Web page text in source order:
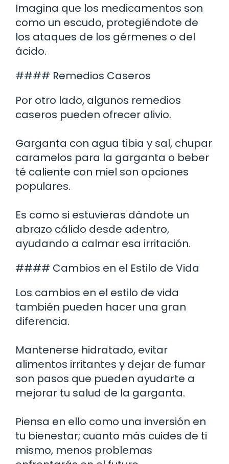
Imagina que los medicamentos son
como un escudo, protegiéndote de
los ataques de los gérmenes o del
ácido.
#### Remedios Caseros
Por otro lado, algunos remedios
caseros pueden ofrecer alivio.
Garganta con agua tibia y sal, chupar
caramelos para la garganta o beber
té caliente con miel son opciones
populares.
Es como si estuvieras dándote un
abrazo cálido desde adentro,
ayudando a calmar esa irritación.
#### Cambios en el Estilo de Vida
Los cambios en el estilo de vida
también pueden hacer una gran
diferencia.
Mantenerse hidratado, evitar
alimentos irritantes y dejar de fumar
son pasos que pueden ayudarte a
mejorar tu salud de la garganta.
Piensa en ello como una inversión en
tu bienestar; cuanto más cuides de ti
mismo, menos problemas